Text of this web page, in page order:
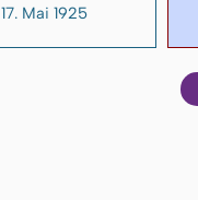
17. Mai 1925